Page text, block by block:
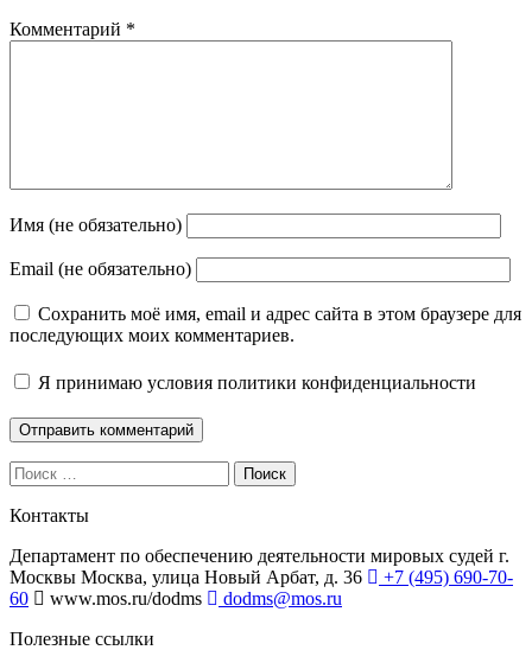
Комментарий *
Имя (не обязательно)
Email (не обязательно)
Сохранить моё имя, email и адрес сайта в этом браузере для
последующих моих комментариев.
Я принимаю условия политики конфиденциальности
Поиск
Контакты
Департамент по обеспечению деятельности мировых судей г.
Москвы Москва, улица Новый Арбат, д. 36
+7 (495) 690-70-
60
www.mos.ru/dodms
dodms@mos.ru
Полезные ссылки